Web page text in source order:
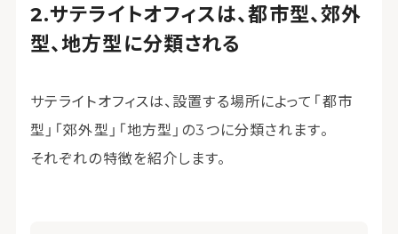
サテライトオフィスは、都市型、郊外
型、地方型に分類される
サテライトオフィスは、設置する場所によって「都市
型」「郊外型」「地方型」の3つに分類されます。
それぞれの特徴を紹介します。